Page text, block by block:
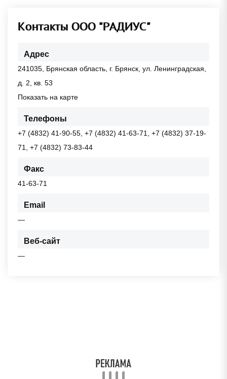
Контакты ООО "РАДИУС"
Адрес
241035, Брянская область, г. Брянск, ул. Ленинградская,
д. 2, кв. 53
Показать на карте
Телефоны
+7 (4832) 41-90-55, +7 (4832) 41-63-71, +7 (4832) 37-19-
71, +7 (4832) 73-83-44
Факс
41-63-71
Email
—
Веб-сайт
—